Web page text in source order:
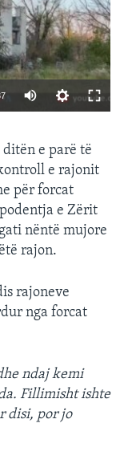
e parë të
e rajonit
për forcat
e Zërit
nëntë mujore
rajon.
rajoneve
nga forcat
ndaj kemi
Fillimisht ishte
disi, por jo